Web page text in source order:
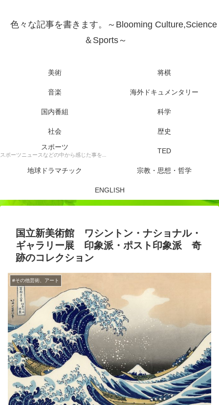
色々な記事を書きます。～Blooming Culture,Science
＆Sports～
美術 将棋
音楽 海外ドキュメンタリー
国内番組 科学
社会
歴史
スポーツ
スポーツニュースなどの中から感じた事を書きます。 TED
地球ドラマチック 宗教・思想・哲学
ENGLISH
国立新美術館 ワシントン・ナショナル・
ギャラリー展 印象派・ポスト印象派 奇
跡のコレクション
#その他芸術、アート